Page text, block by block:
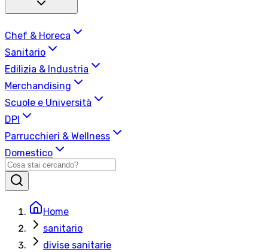
Chef & Horeca
Sanitario
Edilizia & Industria
Merchandising
Scuole e Università
DPI
Parrucchieri & Wellness
Domestico
Home
sanitario
divise sanitarie